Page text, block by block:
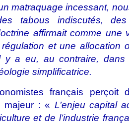
matraquage incessant,
tabous indiscutés,
affirmait comme une
et une allocation
a eu, au contraire, dans
simplificatrice.
français perçoit
majeur : « L’enjeu capital
et de l’industrie